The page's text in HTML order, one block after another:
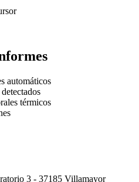
automáticos
térmicos
3 - 37185 Villamayor